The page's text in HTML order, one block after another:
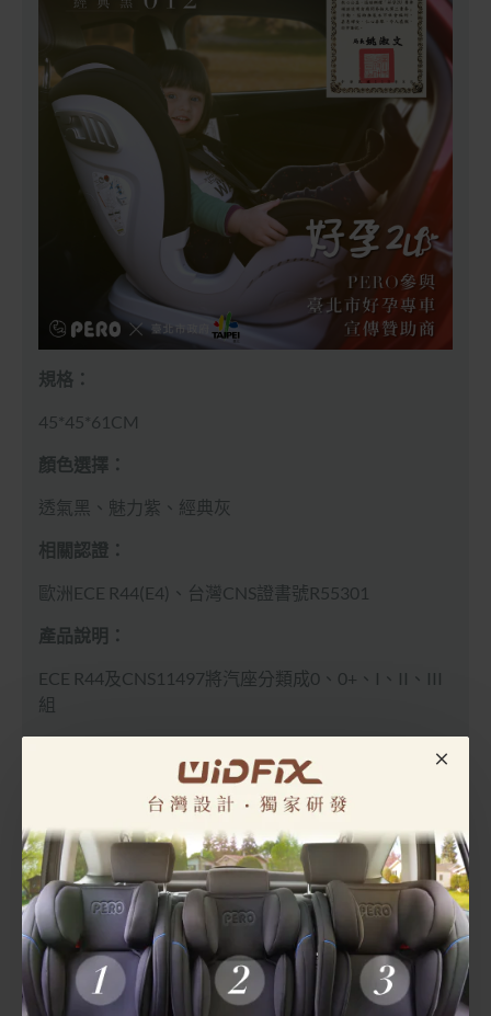
規格：
45*45*61CM
顏色選擇：
透氣黑、魅力紫、經典灰
相關認證：
歐洲 ECE R44(E4)、台灣CNS證書號R55301
產品說明：
ECE R44及CNS11497將汽座分類成0、0+、I、II、III
組
0+組: 0-13公斤
I組: 9-18公斤
II組: 15-25公斤
III組: 22-36公公斤
LUCE90為I+II+III組別，適用體重為9-36KG